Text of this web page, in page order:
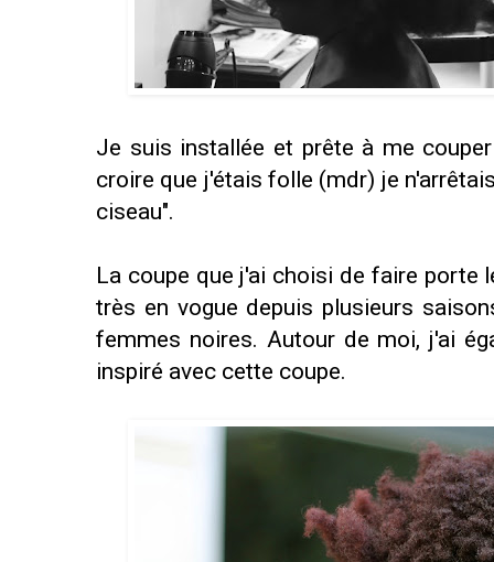
Je suis installée et prête à me
croire que j'étais folle (mdr) je
ciseau".
La coupe que j'ai choisi de faire porte
très en vogue depuis plusieurs
femmes noires. Autour de moi, j'ai
inspiré avec cette coupe.